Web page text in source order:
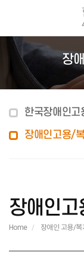
장
한국장애인고
장애인고용/
장애인
Home 장애인 고용/복